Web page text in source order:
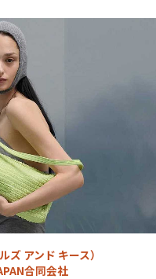
ズ アンド キース）
合同会社